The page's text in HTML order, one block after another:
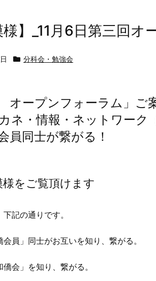
様】_11月6日第三回
分科会・勉強会
オープンフォーラム」
ネ・情報・ネットワーク
員同士が繋がる！
様をご覧頂けます
記の通りです。
会員」同士がお互いを知り、繋がる。
会」を知り、繋がる。